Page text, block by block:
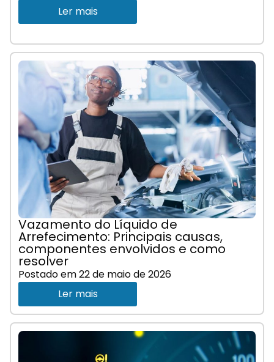
Ler mais
Vazamento do Líquido de
Arrefecimento: Principais causas,
componentes envolvidos e como
resolver
Postado em22 de maio de 2026
Ler mais